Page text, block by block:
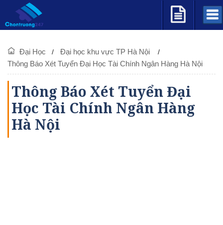
Đại Học
Đại học khu vực TP Hà Nội
Thông Báo Xét Tuyển Đại Học Tài Chính Ngân Hàng Hà Nội
Thông Báo Xét Tuyển Đại
Học Tài Chính Ngân Hàng
Hà Nội